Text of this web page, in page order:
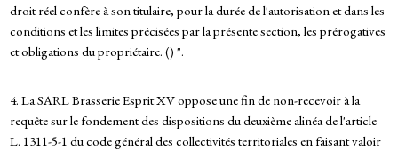
droit réel confère à son titulaire, pour la durée de l'autorisation et dans les
conditions et les limites précisées par la présente section, les prérogatives
et obligations du propriétaire. () ".
4. La SARL Brasserie Esprit XV oppose une fin de non-recevoir à la
requête sur le fondement des dispositions du deuxième alinéa de l'article
L. 1311-5-1 du code général des collectivités territoriales en faisant valoir